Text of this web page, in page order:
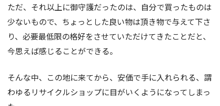
ただ、それ以上に御守護だったのは、自分で買ったものは
少ないもので、ちょっとした良い物は頂き物で与えて下さ
り、必要最低限の格好をさせていただけてきたことだと、
今思えば感じることができる。
そんな中、この地に来てから、安価で手に入れられる、謂
わゆるリサイクルショップに目がいくようになってしまっ